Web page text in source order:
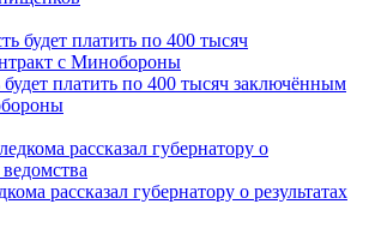
будет платить по 400 тысяч заключённым
рассказал губернатору о результатах